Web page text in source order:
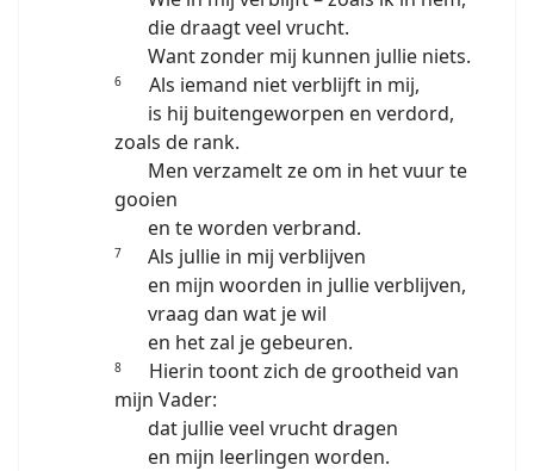
die draagt veel vrucht.
Want zonder mij kunnen jullie niets.
6
Als iemand niet verblijft in mij,
is hij buitengeworpen en verdord,
zoals de rank.
Men verzamelt ze om in het vuur te
gooien
en te worden verbrand.
7
Als jullie in mij verblijven
en mijn woorden in jullie verblijven,
vraag dan wat je wil
en het zal je gebeuren.
8
Hierin toont zich de grootheid van
mijn Vader:
dat jullie veel vrucht dragen
en mijn leerlingen worden.